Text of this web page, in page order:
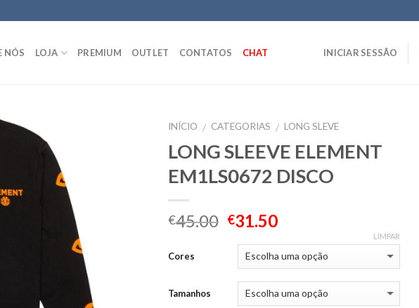
NÓS LOJA PREMIUM OUTLET CONTATOS CHAT INICIAR SESSÃO
INÍCIO / CATEGORIAS / LONG SLEVE
LONG SLEEVE ELEMENT
EM1LS0672 DISCO
€45.00 €31.50
Cores
Tamanhos
LIMPAR